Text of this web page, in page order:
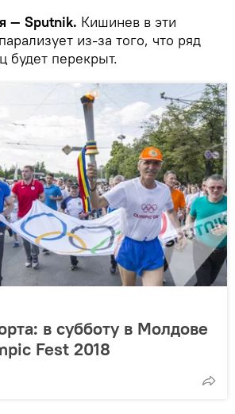
— Sputnik. Кишинев в эти
из-за того, что ряд
будет перекрыт.
в субботу в Молдове
Fest 2018